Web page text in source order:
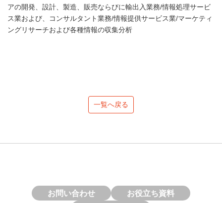
アの開発、設計、製造、販売ならびに輸出入業務/情報処理サービ
ス業および、コンサルタント業務/情報提供サービス業/マーケティ
ングリサーチおよび各種情報の収集分析
一覧へ戻る
お問い合わせ
お役立ち資料